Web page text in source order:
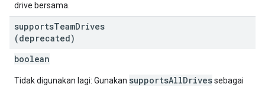
drive bersama.
supportsTeamDrives
(deprecated)
boolean
Tidak digunakan lagi: Gunakan supportsAllDrivessebagai